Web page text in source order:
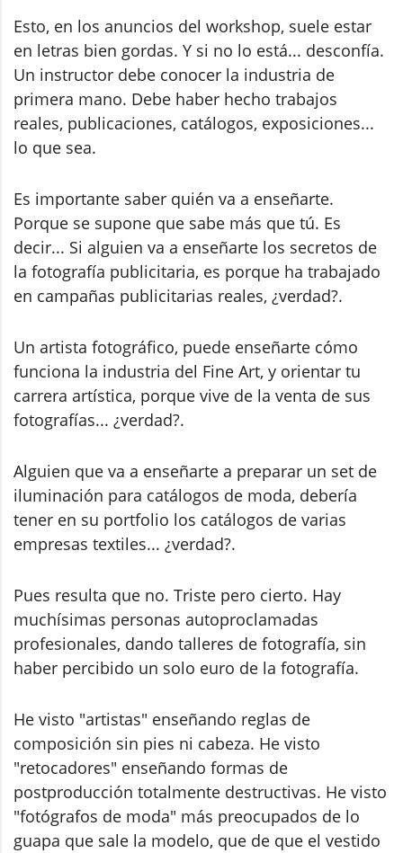
Esto, en los anuncios del workshop, suele estar
en letras bien gordas. Y si no lo está... desconfía.
Un instructor debe conocer la industria de
primera mano. Debe haber hecho trabajos
reales, publicaciones, catálogos, exposiciones...
lo que sea.
Es importante saber quién va a enseñarte.
Porque se supone que sabe más que tú. Es
decir... Si alguien va a enseñarte los secretos de
la fotografía publicitaria, es porque ha trabajado
en campañas publicitarias reales, ¿verdad?.
Un artista fotográfico, puede enseñarte cómo
funciona la industria del Fine Art, y orientar tu
carrera artística, porque vive de la venta de sus
fotografías... ¿verdad?.
Alguien que va a enseñarte a preparar un set de
iluminación para catálogos de moda, debería
tener en su portfolio los catálogos de varias
empresas textiles... ¿verdad?.
Pues resulta que no. Triste pero cierto. Hay
muchísimas personas autoproclamadas
profesionales, dando talleres de fotografía, sin
haber percibido un solo euro de la fotografía.
He visto "artistas" enseñando reglas de
composición sin pies ni cabeza. He visto
"retocadores" enseñando formas de
postproducción totalmente destructivas. He visto
"fotógrafos de moda" más preocupados de lo
guapa que sale la modelo, que de que el vestido